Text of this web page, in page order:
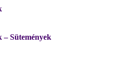
– Sütemények